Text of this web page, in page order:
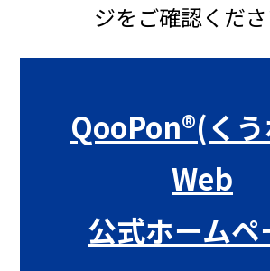
ジをご確認くださ
QooPon®(く
Web
公式ホームペ